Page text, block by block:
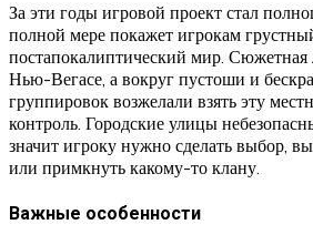
За эти годы игровой проект стал
полной мере покажет игрокам
постапокалиптический мир. Сюжетная
Нью-Вегасе, а вокруг пустоши и
группировок возжелали взять эту
контроль. Городские улицы
значит игроку нужно сделать выбор,
или примкнуть какому-то клану.
Важные особенности